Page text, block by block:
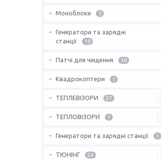
Моноблоки 5
Генератори та зарядні
станції
10
Патчі для чищення 30
Квадрокоптери 1
ТЕПЛЕВІЗОРИ 27
ТЕПЛОВІЗОРИ 1
Генератори та зарядні станції 1
ТЮНІНГ 24